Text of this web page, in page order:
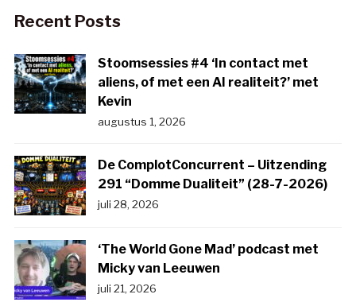
Recent Posts
Stoomsessies #4 ‘In contact met
aliens, of met een AI realiteit?’ met
Kevin
augustus 1, 2026
De ComplotConcurrent – Uitzending
291 “Domme Dualiteit” (28-7-2026)
juli 28, 2026
‘The World Gone Mad’ podcast met
Micky van Leeuwen
juli 21, 2026